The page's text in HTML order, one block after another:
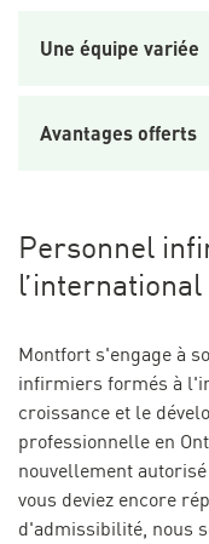
Une équipe variée
Avantages offerts
Personnel
l’international
Montfort s'engage à
infirmiers formés à
croissance et le
professionnelle en
nouvellement
vous deviez encore
d'admissibilité, nous